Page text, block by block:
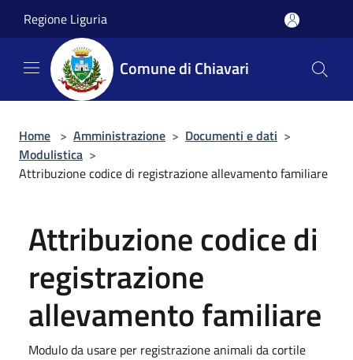
Regione Liguria
Comune di Chiavari
Home > Amministrazione > Documenti e dati >
Modulistica >
Attribuzione codice di registrazione allevamento familiare
Attribuzione codice di
registrazione
allevamento familiare
Modulo da usare per registrazione animali da cortile